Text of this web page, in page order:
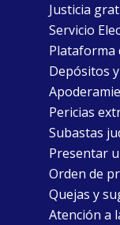
Justicia
Servicio
Plataforma
Depósitos
Pericias
Subastas
Presentar
Orden de
Quejas y
Atención a